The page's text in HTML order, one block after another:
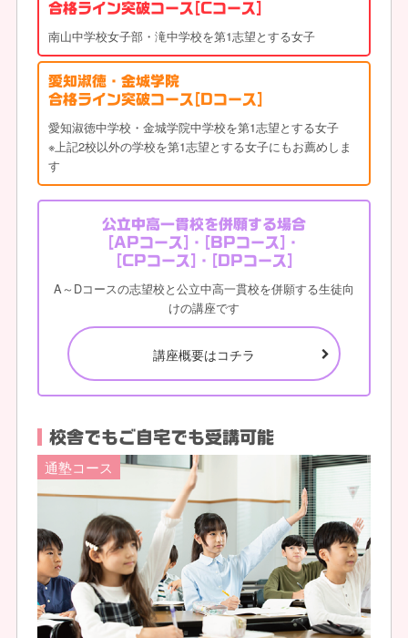
合格ライン突破コース [Cコース]
南山中学校女子部・滝中学校を第1志望とする女子
愛知淑徳・金城学院
合格ライン突破コース [Dコース]
愛知淑徳中学校・金城学院中学校を第1志望とする女子
※上記2校以外の学校を第1志望とする女子にもお薦めしま
す
公立中高一貫校を併願する場合
[APコース]・[BPコース]・
[CPコース]・[DPコース]
A～Dコースの志望校と公立中高一貫校を併願する生徒向
けの講座です
講座概要はコチラ
校舎でもご自宅でも受講可能
通塾コース